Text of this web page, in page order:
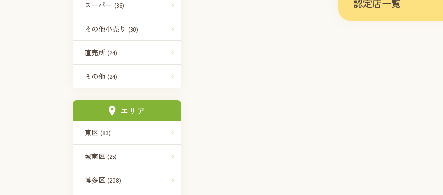
スーパー (36)
その他小売り (30)
直売所 (24)
その他 (24)
エリア
東区 (83)
城南区 (25)
博多区 (208)
認定店一覧